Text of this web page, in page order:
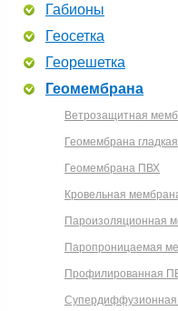
Габионы
Геосетка
Георешетка
Геомембрана
Ветрозащитная
Геомембрана гладкая
Геомембрана ПВХ
Кровельная
Пароизоляционная
Паропроницаемая
Профилированная